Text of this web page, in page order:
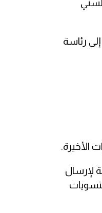
رئاسة
الأخيرة.
لإرسال